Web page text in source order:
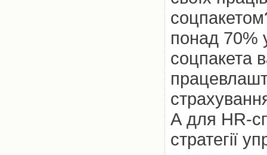
понад 70%
соцпакета
А для HR-
стратегії